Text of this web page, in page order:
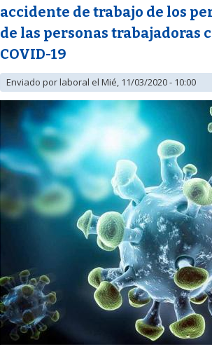
accidente de trabajo de los
de las personas trabajadoras
COVID-19
Enviado porlaboral el Mié, 11/03/2020 - 10:00